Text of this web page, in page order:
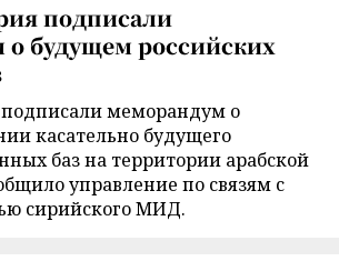
подписали
будущем российских
подписали меморандум о
касательно будущего
баз на территории арабской
управление по связям с
сирийского МИД.